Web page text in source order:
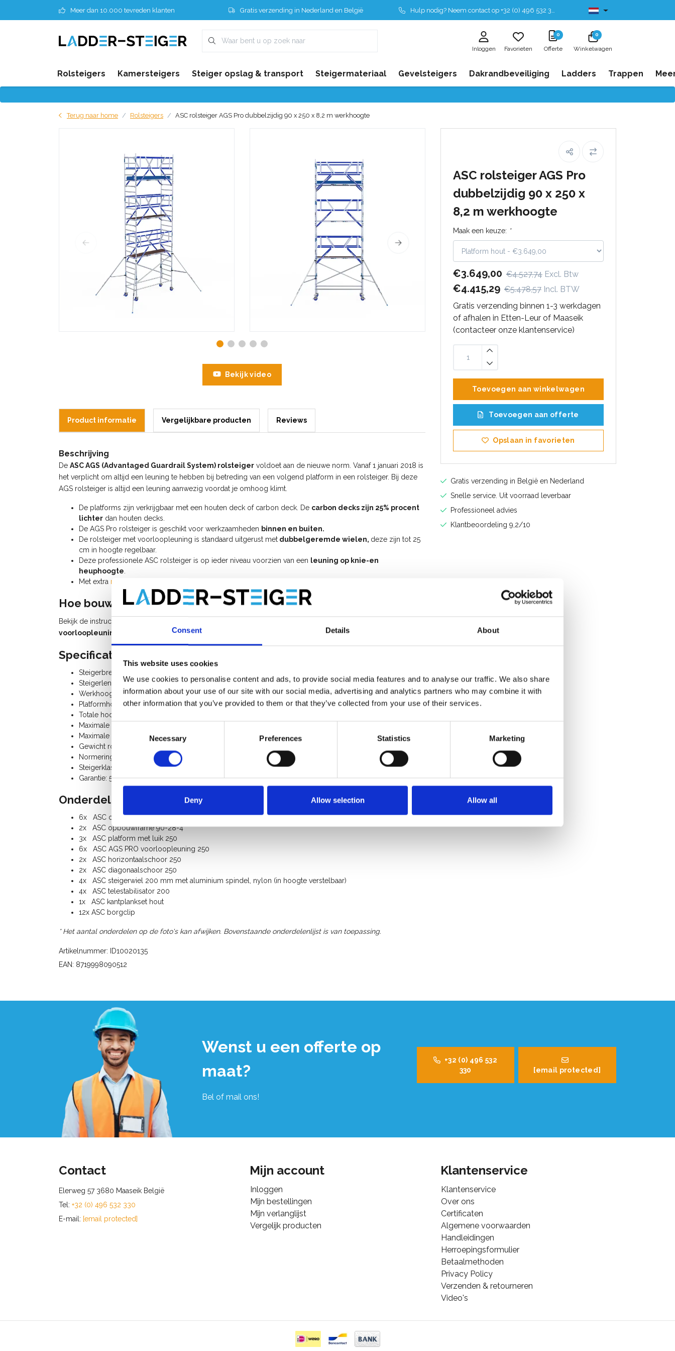
Consent Details About
This website uses cookies
We use cookies to personalise content and ads, to provide social media features and to analyse our traffic. We also share
information about your use of our site with our social media, advertising and analytics partners who may combine it with
other information that you’ve provided to them or that they’ve collected from your use of their services.
Necessary Preferences Statistics Marketing
Deny Allow selection Allow all
Meer dan 10.000 tevreden klanten Gratis verzending in Nederland en België Hulp nodig? Neem contact op +32 (0) 496 532 330 Leverbaar uit voorraad
Inloggen Favorieten
0
Offerte
0
Winkelwagen
Rolsteigers Kamersteigers Steiger opslag & transport Steigermateriaal Gevelsteigers Dakrandbeveiliging Ladders Trappen
Terug naar home Rolsteigers ASC rolsteiger AGS Pro dubbelzijdig 90 x 250 x 8,2 m werkhoogte
ASC rolsteiger AGS Pro
dubbelzijdig 90 x 250 x
8,2 m werkhoogte
Maak een keuze: *
€3.649,00 €4.527,74 Excl. Btw
€4.415,29 €5.478,57 Incl. BTW
Gratis verzending binnen 1-3 werkdagen
of afhalen in Etten-Leur of Maaseik
(contacteer onze klantenservice)
Toevoegen aan winkelwagen
Toevoegen aan offerte
Opslaan in favorieten
Gratis verzending in België en Nederland
Snelle service. Uit voorraad leverbaar
Professioneel advies
Klantbeoordeling 9,2/10
Bekijk video
Product informatie Vergelijkbare producten Reviews
Beschrijving
De ASC AGS (Advantaged Guardrail System) rolsteiger voldoet aan de nieuwe norm. Vanaf 1 januari 2018 is
het verplicht om altijd een leuning te hebben bij betreding van een volgend platform in een rolsteiger. Bij deze
AGS rolsteiger is altijd een leuning aanwezig voordat je omhoog klimt.
De platforms zijn verkrijgbaar met een houten deck of carbon deck. De carbon decks zijn 25% procent
lichter dan houten decks.
De AGS Pro rolsteiger is geschikt voor werkzaamheden binnen en buiten.
De rolsteiger met voorloopleuning is standaard uitgerust met dubbelgeremde wielen, deze zijn tot 25
cm in hoogte regelbaar.
Deze professionele ASC rolsteiger is op ieder niveau voorzien van een leuning op knie-en
heuphoogte
Met extra rolsteiger onderdelen
Hoe bouw ik een rolsteiger met voorloopleuningen op?
Bekijk de instructievideo (watch video) voor het opbouwen van de
voorloopleuning
of raadpleeg dehandleiding AGS Pro rolsteiger met voorloopleuning.
Specificaties:
Steigerbreedte: 0,90 m
Steigerlengte: 2,50 m
Werkhoogte: 8,20 m
Platformhoogte: 6,20 m
Totale hoogte rolsteiger: 7,20 m
Maximale belasting platform: 250 Kg
Maximale belasting rolsteiger: 750 Kg
Gewicht rolsteiger: 175 Kg
Normering: N-EN1004-3, EN 1298, TÜV-GS, professioneel gebruik
Steigerklasse III (200 Kg/m²)
Garantie: 5 jaar
Onderdelenlijst:
6x ASC opbouwframe 90-28-7
2x ASC opbouwframe 90-28-4
3x ASC platform met luik 250
6x ASC AGS PRO voorloopleuning 250
2x ASC horizontaalschoor 250
2x ASC diagonaalschoor 250
4x ASC steigerwiel 200 mm met aluminium spindel, nylon (in hoogte verstelbaar)
4x ASC telestabilisator 200
1x ASC kantplankset hout
12x ASC borgclip
* Het aantal onderdelen op de foto's kan afwijken. Bovenstaande onderdelenlijst is van toepassing.
Artikelnummer: ID10020135
EAN: 8719998090512
Wenst u een offerte op
maat?
Bel of mail ons!
+32 (0) 496 532
330
[email protected]
Contact
Elerweg 57 3680 Maaseik België
Tel: +32 (0) 496 532 330
E-mail: [email protected]
Mijn account
Inloggen
Mijn bestellingen
Mijn verlanglijst
Vergelijk producten
Klantenservice
Klantenservice
Over ons
Certificaten
Algemene voorwaarden
Handleidingen
Herroepingsformulier
Betaalmethoden
Privacy Policy
Verzenden & retourneren
Video's